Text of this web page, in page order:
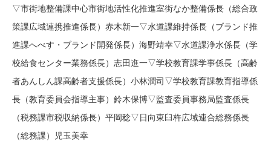
▽市街地整備課中心市街地活性化推進室街なか整備係長（総合政
策課広域連携推進係長）赤木新一▽水道課維持係長（ブランド推
進課へべす・ブランド開発係長）海野靖幸▽水道課浄水係長（学
校給食センター業務係長）志田進一▽学校教育課学事係長（高齢
者あんしん課高齢者支援係長）小林潤司▽学校教育課教育指導係
長（教育委員会指導主事）鈴木保博▽監査委員事務局監査係長
（税務課市税収納係長）平岡稔▽日向東臼杵広域連合総務係長
（総務課）児玉美幸